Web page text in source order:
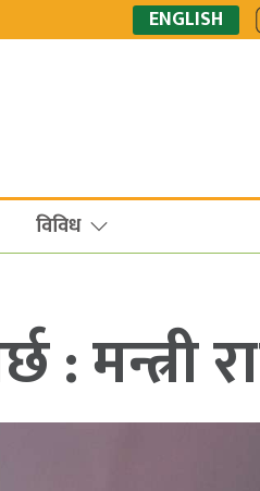
ENGLISH
विविध
: मन्त्री